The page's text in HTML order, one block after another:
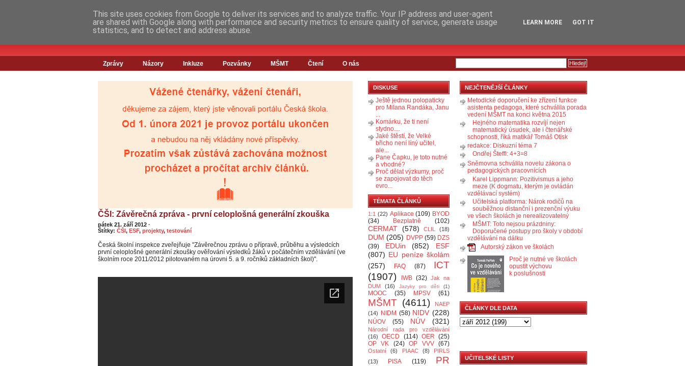
Zprávy Názory Inkluze Pozvánky MŠMT Čtení O nás
ČŠI: Závěrečná zpráva - první celoplošná generální zkouška
pátek 21. září 2012 ·
Štítky: ČŠI, ESF, projekty, testování
Česká školní inspekce zveřejňuje "Závěrečnou zprávu o přípravě, průběhu a výsledcích
první celoplošné generální zkoušky ověřování výsledků žáků v počátečním vzdělávání (ve
školním roce 2011/2012 pilotovaném na úrovni 5. a 9. ročníků základních škol)".
DISKUSE
Ještě jednou polopaticky
pro Milana Randáka, Janu
...
Komárku, že ti není
stydno....
Jaké štěstí, že Velké
břicho není líný učitel,
ale...
Pane Čapku, je toto nutné
a vhodné?
Proč dělat výzkumy, proč
se zapojovat do těch
evro...
TÉMATA ČLÁNKŮ
1:1 (22) Aplikace (109) BYOD
(34)
Bezplatně (102)
CERMAT (578) CLIL (18)
DUM (205) DVPP (59) DZS
(39)
EDUin (852)
ESF
(807) EU peníze školám
(257)
FAQ (87)
ICT
(1907)
IWB (32) Jak na
DUM
(16) Jazyky pro děti (1)
MOOC (35) MPSV (61)
MŠMT (4611)
NAEP
(14)
NIDM (58) NIDV (228)
NÚOV (55) NÚV (321)
Národní rada pro vzdělávání
(16)
OECD (114) OER (25)
OP VK
(24) OP VVV (67)
Ostatní (6) PIAAC (8)
PIRLS
(13)
PISA (119)
PR
NEJČTENĚJŠÍ ČLÁNKY
Metodické doporučení ke zřízení funkce
asistenta pedagoga, které schválila porada
vedení MŠMT na konci května 2015
Hejného matematika rozvíjí nejen
matematický úsudek, ale i čtenářské
schopnosti, říká matikář Tomáš Otisk
redakce: Diskuzní téma 7
Ondřej Šteffl: 4+3=8
Sněmovna schválila novelu zákona o
pedagogických pracovnících
Karel Lippmann: Pozitivismus a jeho
meze (K dogmatu, kterým je ovládán
vzdělávací systém)
Učitelská platforma: Nárok rodičů na
souběžnou distanční i prezenční výuku
ve všech školách je nerealizovatelný
MŠMT: Toto nejsou prázdniny:
Doporučené postupy pro školy v období
vzdělávání na dálku
Autorský zákon ve školách
Proč je nutné ve školách
opustit výchovu
k poslušnosti
ČLÁNKY DLE DATA
UČITELSKÉ LISTY
This site uses cookies from Google to deliver its services and to analyze traffic. Your IP address and user-agent
are shared with Google along with performance and security metrics to ensure quality of service, generate usage
statistics, and to detect and address abuse.
LEARN MORE GOT IT